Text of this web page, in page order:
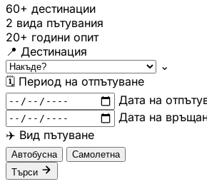
60+ дестинации
2 вида пътувания
20+ години опит
📍 Дестинация
⌄
🗓 Период на отпътуване
Дата на
Дата на
✈️ Вид пътуване
Автобусна
Самолетна
Търси